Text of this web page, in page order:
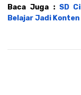
Baca Juga : SD
Belajar Jadi